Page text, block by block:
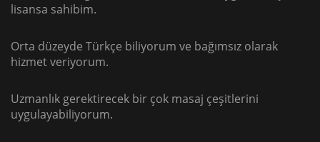
lisansa sahibim.
Orta düzeyde Türkçe biliyorum ve bağımsız olarak
hizmet veriyorum.
Uzmanlık gerektirecek bir çok masaj çeşitlerini
uygulayabiliyorum.